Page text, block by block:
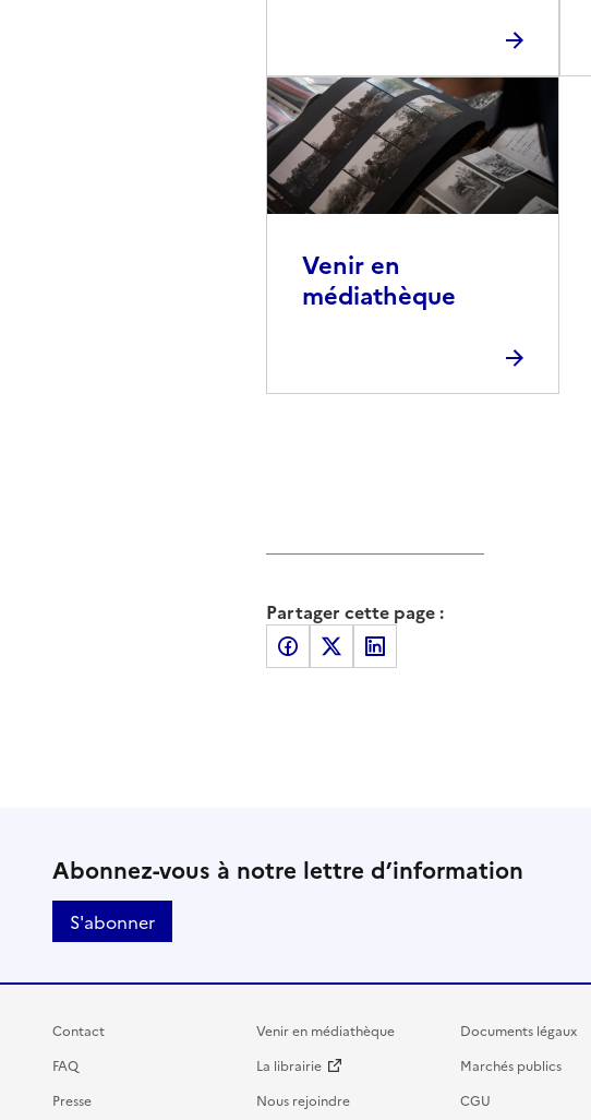
Venir en
médiathèque
Partager cette page :
Partager sur Facebook
Partager sur XPartager sur LinkedIn
Abonnez-vous à notre lettre d’information
S'abonner
Contact
FAQ
Presse
Venir en médiathèque
La librairie
Nous rejoindre
Documents légaux
Marchés publics
CGU